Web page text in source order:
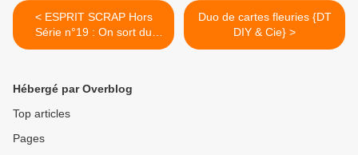
< ESPRIT SCRAP Hors
Série n°19 : On sort du
cadre !
Duo de cartes fleuries {DT
DIY & Cie} >
Hébergé par Overblog
Top articles
Pages